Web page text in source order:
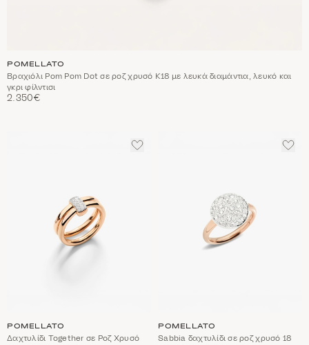
POMELLATO
Βραχιόλι Pom Pom Dot σε ροζ χρυσό Κ18 με λευκά διαμάντια, λευκό και
γκρι φίλντισι
2.350€
ΠΡΟΣΘΈΣΤΕ
POMELLATO
Δαχτυλίδι Together σε Ροζ Χρυσό
POMELLATO
Sabbia δαχτυλίδι σε ροζ χρυσό 18